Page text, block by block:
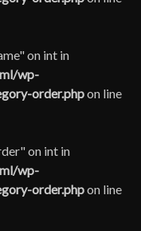
on int in
wp-
order.phpon line
on int in
wp-
order.phpon line